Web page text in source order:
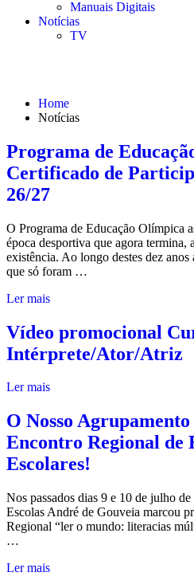
Manuais Digitais
Notícias
TV
Home
Notícias
Programa de
Certificado de
26/27
O Programa de Educação Olímpica
época desportiva que agora termina,
existência. Ao longo destes dez
que só foram …
Ler mais
Vídeo promocional
Intérprete/Ator/Atriz
Ler mais
O Nosso
Encontro Regional de
Escolares!
Nos passados dias 9 e 10 de julho
Escolas André de Gouveia marcou
Regional “ler o mundo: literacias
…
Ler mais